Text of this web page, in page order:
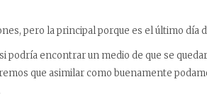
pero la principal porque es el último día
podría encontrar un medio de que se
que asimilar como buenamente